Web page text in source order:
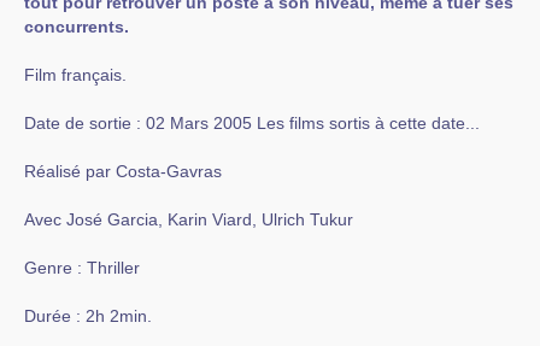
concurrents.
Film français.
Date de sortie : 02 Mars 2005 Les films sortis à cette date...
Réalisé par Costa-Gavras
Avec José Garcia, Karin Viard, Ulrich Tukur
Genre : Thriller
Durée : 2h 2min.